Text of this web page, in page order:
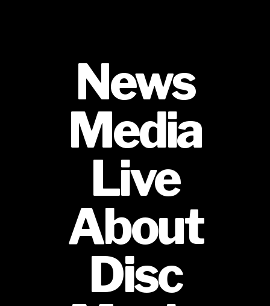
News
Media
Live
About
Disc